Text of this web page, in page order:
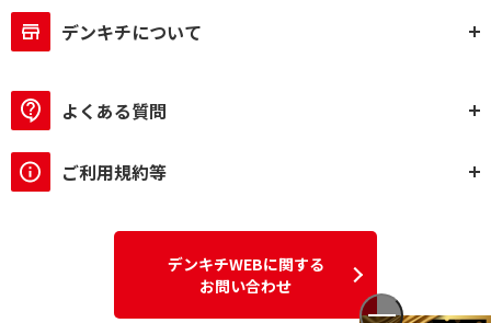
電動＆エアー式
蒸気レス/セーブ機能で絞り込む
能なし
デンキチについて
よくある質問
ご利用規約等
デンキチWEBに関する
お問い合わせ